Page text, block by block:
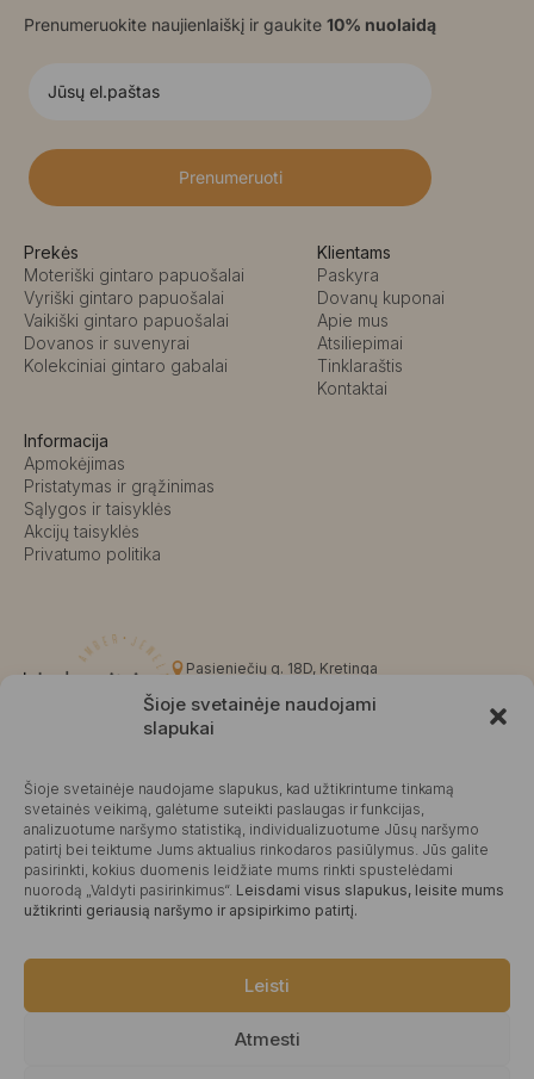
Šioje svetainėje naudojami
slapukai
Šioje svetainėje naudojame slapukus, kad užtikrintume tinkamą
svetainės veikimą, galėtume suteikti paslaugas ir funkcijas,
analizuotume naršymo statistiką, individualizuotume Jūsų naršymo
patirtį bei teiktume Jums aktualius rinkodaros pasiūlymus. Jūs galite
pasirinkti, kokius duomenis leidžiate mums rinkti spustelėdami
nuorodą „Valdyti pasirinkimus“. Leisdami visus slapukus, leisite mums
užtikrinti geriausią naršymo ir apsipirkimo patirtį.
Leisti
Atmesti
Prenumeruokite naujienlaiškį ir gaukite 10% nuolaidą
Prenumeruoti
Prekės
Moteriški gintaro papuošalai
Vyriški gintaro papuošalai
Vaikiški gintaro papuošalai
Dovanos ir suvenyrai
Kolekciniai gintaro gabalai
Klientams
Paskyra
Dovanų kuponai
Apie mus
Atsiliepimai
Tinklaraštis
Kontaktai
Informacija
Apmokėjimas
Pristatymas ir grąžinimas
Sąlygos ir taisyklės
Akcijų taisyklės
Privatumo politika
Pasieniečių g. 18D, Kretinga
info@kalvaite.lt
Kalvaitė
Produktų įvertinimas 4.99 / 5 Atsiliepimai